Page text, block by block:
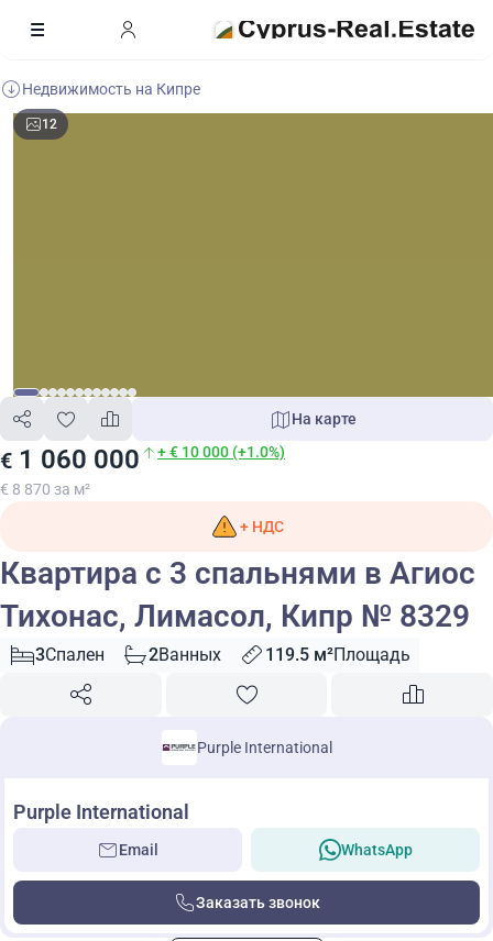
Недвижимость на Кипре
12
€ 1 060 000 + € 10 000 (+1.0%)
€ 8 870 за м²
На карте
+ НДС
Квартира с 3 спальнями в Агиос
Тихонас, Лимасол, Кипр № 8329
3Спален 2Ванных 119.5 м²Площадь
Purple International
Purple International
Email WhatsApp
Заказать звонок